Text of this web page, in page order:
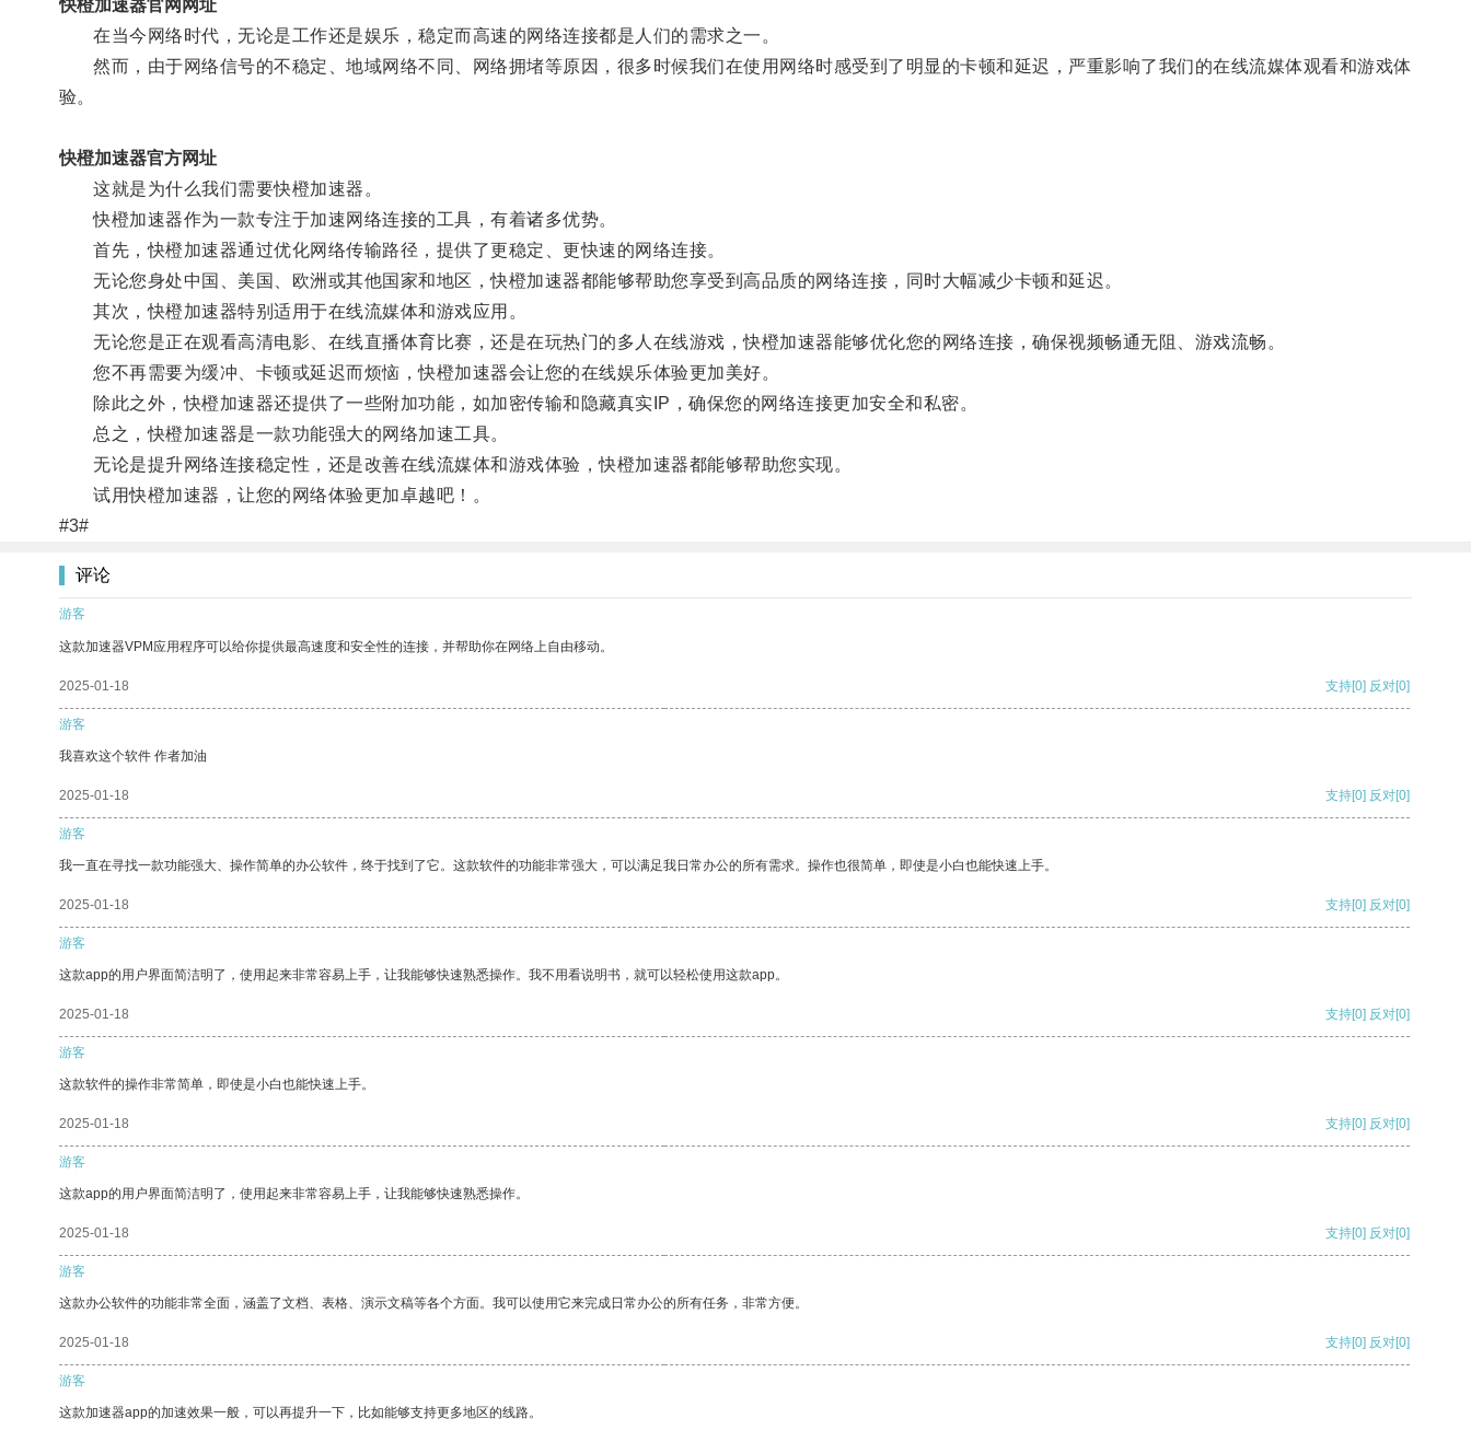
快橙加速器官网网址
在当今网络时代，无论是工作还是娱乐，稳定而高速的网络连接都是人们的需求之一。
然而，由于网络信号的不稳定、地域网络不同、网络拥堵等原因，很多时候我们在使用网络时感受到了明显的卡顿和延迟，严重影响了我们的在线流媒体观看和游戏体
验。
快橙加速器官方网址
这就是为什么我们需要快橙加速器。
快橙加速器作为一款专注于加速网络连接的工具，有着诸多优势。
首先，快橙加速器通过优化网络传输路径，提供了更稳定、更快速的网络连接。
无论您身处中国、美国、欧洲或其他国家和地区，快橙加速器都能够帮助您享受到高品质的网络连接，同时大幅减少卡顿和延迟。
其次，快橙加速器特别适用于在线流媒体和游戏应用。
无论您是正在观看高清电影、在线直播体育比赛，还是在玩热门的多人在线游戏，快橙加速器能够优化您的网络连接，确保视频畅通无阻、游戏流畅。
您不再需要为缓冲、卡顿或延迟而烦恼，快橙加速器会让您的在线娱乐体验更加美好。
除此之外，快橙加速器还提供了一些附加功能，如加密传输和隐藏真实IP，确保您的网络连接更加安全和私密。
总之，快橙加速器是一款功能强大的网络加速工具。
无论是提升网络连接稳定性，还是改善在线流媒体和游戏体验，快橙加速器都能够帮助您实现。
试用快橙加速器，让您的网络体验更加卓越吧！。
#3#
评论
游客
这款加速器VPM应用程序可以给你提供最高速度和安全性的连接，并帮助你在网络上自由移动。
2025-01-18 支持[0] 反对[0]
游客
我喜欢这个软件 作者加油
2025-01-18 支持[0] 反对[0]
游客
我一直在寻找一款功能强大、操作简单的办公软件，终于找到了它。这款软件的功能非常强大，可以满足我日常办公的所有需求。操作也很简单，即使是小白也能快速上手。
2025-01-18 支持[0] 反对[0]
游客
这款app的用户界面简洁明了，使用起来非常容易上手，让我能够快速熟悉操作。我不用看说明书，就可以轻松使用这款app。
2025-01-18 支持[0] 反对[0]
游客
这款软件的操作非常简单，即使是小白也能快速上手。
2025-01-18 支持[0] 反对[0]
游客
这款app的用户界面简洁明了，使用起来非常容易上手，让我能够快速熟悉操作。
2025-01-18 支持[0] 反对[0]
游客
这款办公软件的功能非常全面，涵盖了文档、表格、演示文稿等各个方面。我可以使用它来完成日常办公的所有任务，非常方便。
2025-01-18 支持[0] 反对[0]
游客
这款加速器app的加速效果一般，可以再提升一下，比如能够支持更多地区的线路。